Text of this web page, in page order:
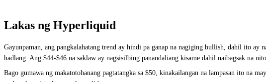
Lakas ng Hyperliquid
Gayunpaman, ang pangkalahatang trend ay hindi pa ganap na nagiging bullish, dahil ito ay
hadlang. Ang $44-$46 na saklaw ay nagsisilbing panandaliang kisame dahil naibagsak na nito
Bago gumawa ng makatotohanang pagtatangka sa $50, kinakailangan na lampasan ito na